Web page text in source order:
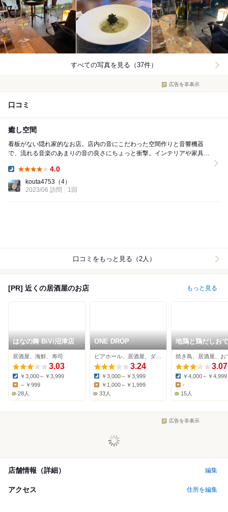
すべての写真を見る（37件）
広告を非表示
口コミ
癒し空間
看板がない隠れ家的なお店。店内の音にこだわった空間作りと音響機器
で、流れる音楽のあまりの音の良さにちょっと衝撃。インテリアや家具な
4.0
kouta4753 （4）
2023/06 訪問
1回
口コミをもっと見る（2人）
[PR] 近くの居酒屋のお店 もっと見る
はなの舞 BiVi沼津店
居酒屋、海鮮、寿司
3.03
Dinner:
￥3,000～￥3,999
Lunch:
～￥999
28人
ONE DROP
3.24
Dinner:
￥3,000～￥3,999
Lunch:
￥1,000～￥1,999
33人
地鶏と鶏だしお
鷹仁 静岡三島店
焼き鳥、居酒屋、お
3.07
Dinner:
￥4,000～￥4,999
Lunch:
-
15人
広告を非表示
店舗情報（詳細） 編集
アクセス 住所を編集